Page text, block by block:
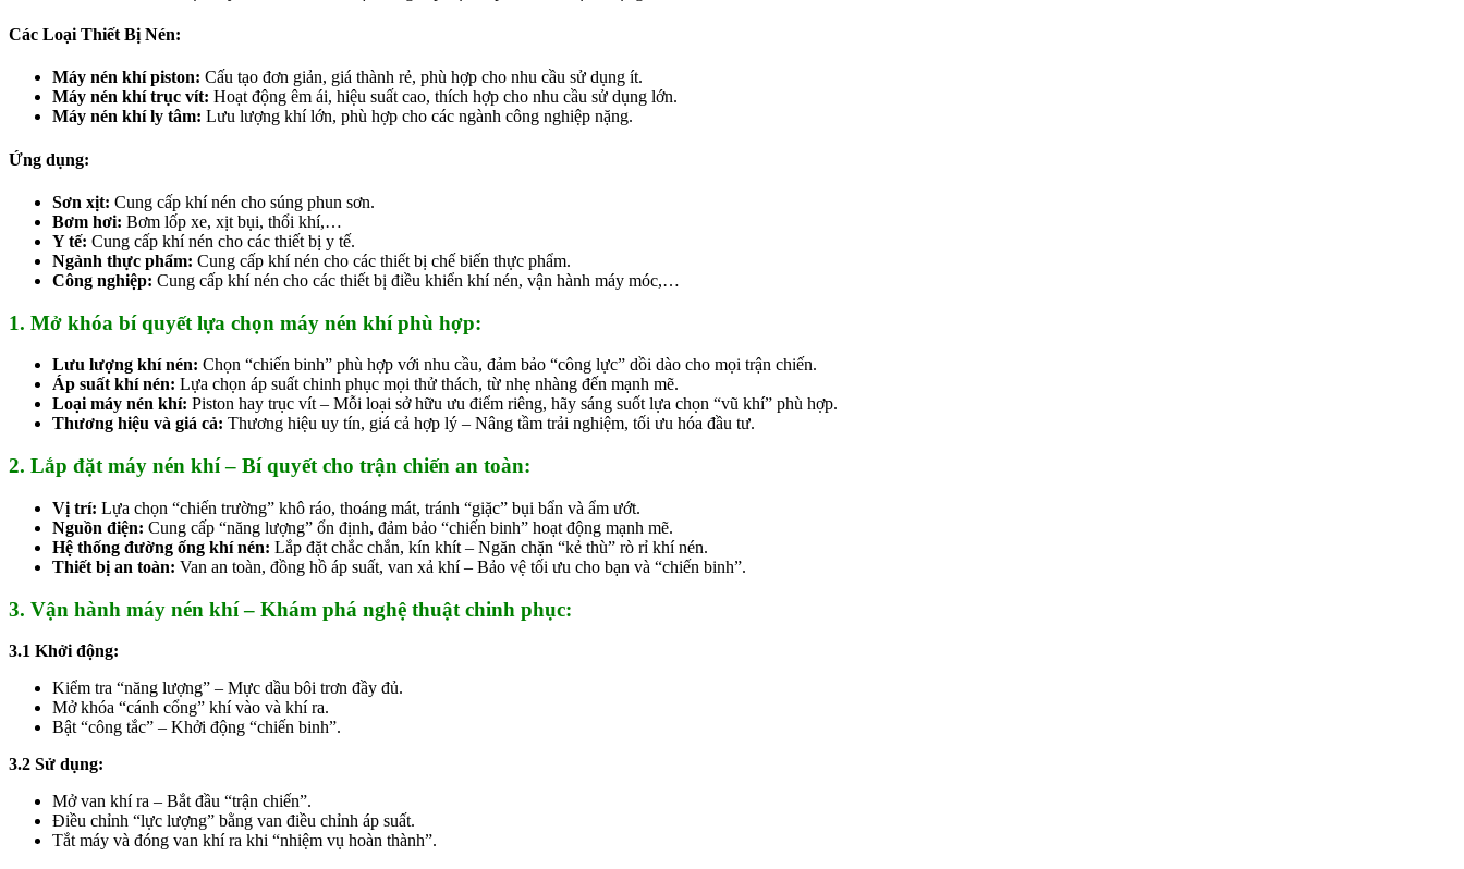
Các Loại Thiết Bị Nén:
Máy nén khí piston: Cấu tạo đơn giản, giá thành rẻ, phù hợp cho nhu cầu sử dụng ít.
Máy nén khí trục vít: Hoạt động êm ái, hiệu suất cao, thích hợp cho nhu cầu sử dụng lớn.
Máy nén khí ly tâm: Lưu lượng khí lớn, phù hợp cho các ngành công nghiệp nặng.
Ứng dụng:
Sơn xịt: Cung cấp khí nén cho súng phun sơn.
Bơm hơi: Bơm lốp xe, xịt bụi, thổi khí,…
Y tế: Cung cấp khí nén cho các thiết bị y tế.
Ngành thực phẩm: Cung cấp khí nén cho các thiết bị chế biến thực phẩm.
Công nghiệp: Cung cấp khí nén cho các thiết bị điều khiển khí nén, vận hành máy móc,…
1. Mở khóa bí quyết lựa chọn máy nén khí phù hợp:
Lưu lượng khí nén: Chọn “chiến binh” phù hợp với nhu cầu, đảm bảo “công lực” dồi dào cho mọi trận chiến.
Áp suất khí nén: Lựa chọn áp suất chinh phục mọi thử thách, từ nhẹ nhàng đến mạnh mẽ.
Loại máy nén khí: Piston hay trục vít – Mỗi loại sở hữu ưu điểm riêng, hãy sáng suốt lựa chọn “vũ khí” phù hợp.
Thương hiệu và giá cả: Thương hiệu uy tín, giá cả hợp lý – Nâng tầm trải nghiệm, tối ưu hóa đầu tư.
2. Lắp đặt máy nén khí – Bí quyết cho trận chiến an toàn:
Vị trí: Lựa chọn “chiến trường” khô ráo, thoáng mát, tránh “giặc” bụi bẩn và ẩm ướt.
Nguồn điện: Cung cấp “năng lượng” ổn định, đảm bảo “chiến binh” hoạt động mạnh mẽ.
Hệ thống đường ống khí nén: Lắp đặt chắc chắn, kín khít – Ngăn chặn “kẻ thù” rò rỉ khí nén.
Thiết bị an toàn: Van an toàn, đồng hồ áp suất, van xả khí – Bảo vệ tối ưu cho bạn và “chiến binh”.
3. Vận hành máy nén khí – Khám phá nghệ thuật chinh phục:
3.1 Khởi động:
Kiểm tra “năng lượng” – Mực dầu bôi trơn đầy đủ.
Mở khóa “cánh cổng” khí vào và khí ra.
Bật “công tắc” – Khởi động “chiến binh”.
3.2 Sử dụng:
Mở van khí ra – Bắt đầu “trận chiến”.
Điều chỉnh “lực lượng” bằng van điều chỉnh áp suất.
Tắt máy và đóng van khí ra khi “nhiệm vụ hoàn thành”.